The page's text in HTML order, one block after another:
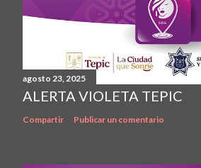
agosto 23, 2025
ALERTA VIOLETA TEPIC
Compartir Publicar un comentario